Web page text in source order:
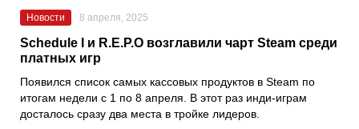
Новости 8 апреля, 2025
Schedule I и R.E.P.O возглавили чарт Steam среди
платных игр
Появился список самых кассовых продуктов в Steam по
итогам недели с 1 по 8 апреля. В этот раз инди-играм
досталось сразу два места в тройке лидеров.